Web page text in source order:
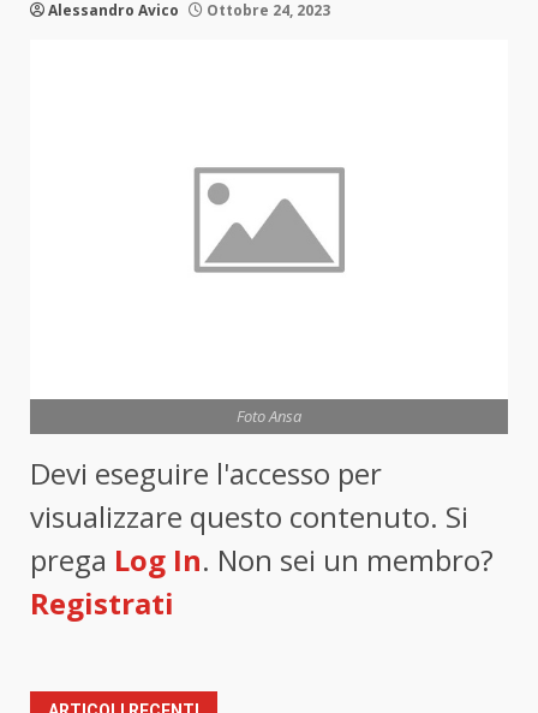
Alessandro Avico Ottobre 24, 2023
Foto Ansa
Devi eseguire l'accesso per
visualizzare questo contenuto. Si
prega Log In. Non sei un membro?
Registrati